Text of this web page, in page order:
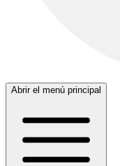
Abrir el menú principal